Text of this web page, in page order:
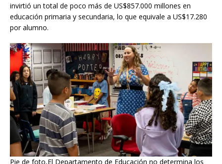
invirtió un total de poco más de US$857.000 millones en
educación primaria y secundaria, lo que equivale a US$17.280
por alumno.
Pie de foto,El Departamento de Educación no determina los